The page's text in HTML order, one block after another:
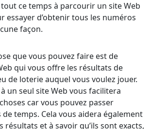
ce temps à parcourir un site Web
essayer d’obtenir tous les numéros
façon.
que vous pouvez faire est de
qui vous offre les résultats de
de loterie auquel vous voulez jouer.
un seul site Web vous facilitera
car vous pouvez passer
temps. Cela vous aidera également
résultats et à savoir qu’ils sont exacts,